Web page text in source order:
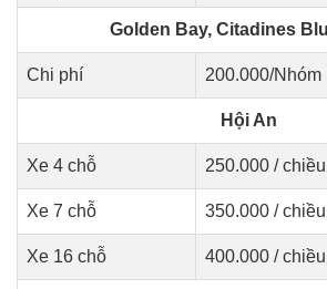
Golden Bay, Citadines
Chi phí 200.000/Nhóm
Hội An
Xe 4 chỗ 250.000 / chiều
Xe 7 chỗ 350.000 / chiều
Xe 16 chỗ 400.000 / chiều